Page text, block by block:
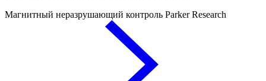
Магнитный неразрушающий контроль Parker Research